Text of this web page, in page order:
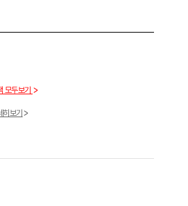
모두보기
히보기